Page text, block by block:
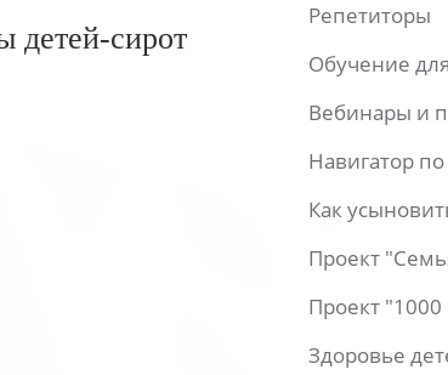
детей-сирот
Репетиторы
Обучение
Вебинары и
Навигатор
Как
Проект
Проект
Здоровье